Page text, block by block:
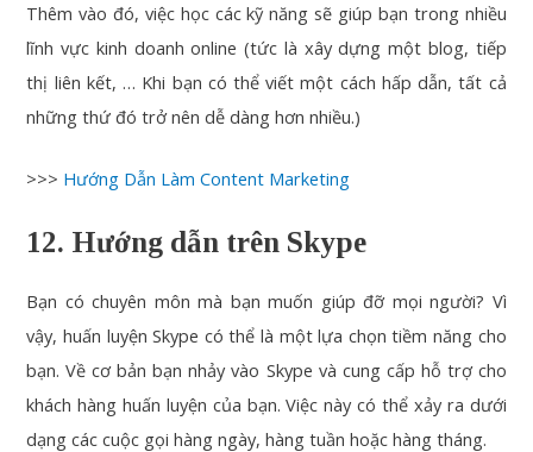
Thêm vào đó, việc học các kỹ năng sẽ giúp bạn trong nhiều
lĩnh vực kinh doanh online (tức là xây dựng một blog, tiếp
thị liên kết, … Khi bạn có thể viết một cách hấp dẫn, tất cả
những thứ đó trở nên dễ dàng hơn nhiều.)
>>> Hướng Dẫn Làm Content Marketing
12. Hướng dẫn trên Skype
Bạn có chuyên môn mà bạn muốn giúp đỡ mọi người? Vì
vậy, huấn luyện Skype có thể là một lựa chọn tiềm năng cho
bạn. Về cơ bản bạn nhảy vào Skype và cung cấp hỗ trợ cho
khách hàng huấn luyện của bạn. Việc này có thể xảy ra dưới
dạng các cuộc gọi hàng ngày, hàng tuần hoặc hàng tháng.